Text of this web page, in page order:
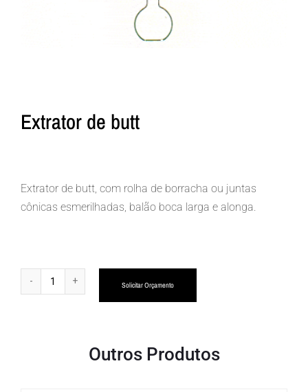
Extrator de butt
Extrator de butt, com rolha de borracha ou juntas
cônicas esmerilhadas, balão boca larga e alonga.
Solicitar Orçamento
Outros Produtos